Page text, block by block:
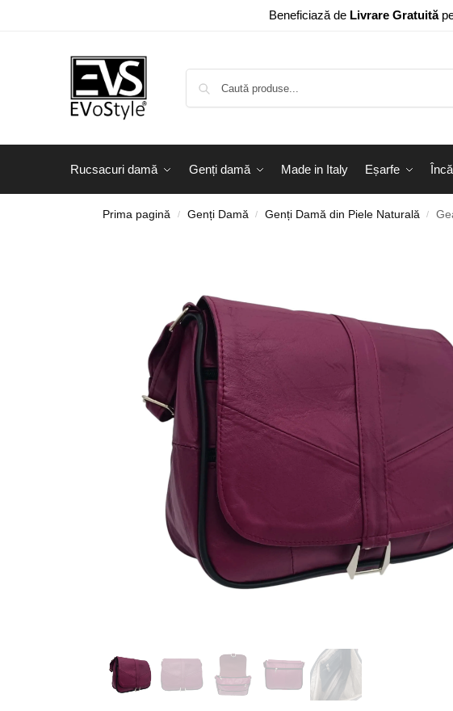
Beneficiază de Livrare Gratuită
Rucsacuri damă Genți damă Made in Italy Eșarfe
Prima pagină / Genți Damă / Genți Damă din Piele Naturală /